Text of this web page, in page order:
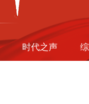
时代之声